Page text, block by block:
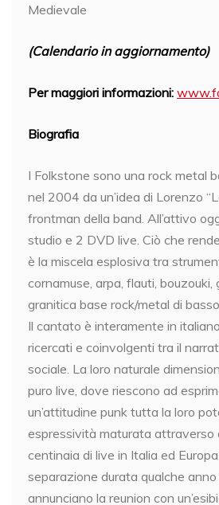
Medievale
(Calendario in aggiornamento)
Per maggiori informazioni:
Biografia
I Folkstone sono una rock metal
nel 2004 da un’idea di Lorenzo
frontman della band. All’attivo
studio e 2 DVD live. Ciò che
è la miscela esplosiva tra
cornamuse, arpa, flauti, bouzouki,
granitica base rock/metal di
Il cantato è interamente in
ricercati e coinvolgenti tra il
sociale. La loro naturale
puro live, dove riescono ad
un’attitudine punk tutta la loro
espressività maturata attraverso
centinaia di live in Italia ed
separazione durata qualche
annunciano la reunion con